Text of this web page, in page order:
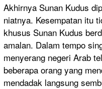
Akhirnya Sunan Kudus
niatnya. Kesempatan itu
khusus Sunan Kudus
amalan. Dalam tempo
menyerang negeri Arab
beberapa orang yang
mendadak langsung